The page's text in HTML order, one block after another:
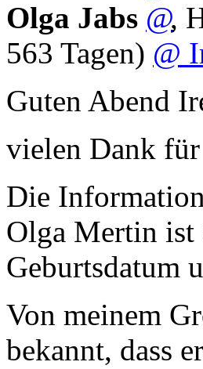
Olga Jabs ,
563 Tagen) @
Guten Abend
vielen Dank
Die
Olga Mertin ist
Geburtsdatum
Von meinem
bekannt, dass